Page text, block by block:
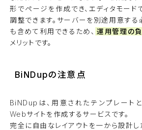
形でページを作成でき、エディタモード
調整できます。サーバーを別途用意する
も含めて利用できるため、 運用管理の
メリットです。
BiNDupの注意点
BiNDupは、用意されたテンプレート
Webサイトを作成するサービスです。
完全に自由なレイアウトを一から設計し